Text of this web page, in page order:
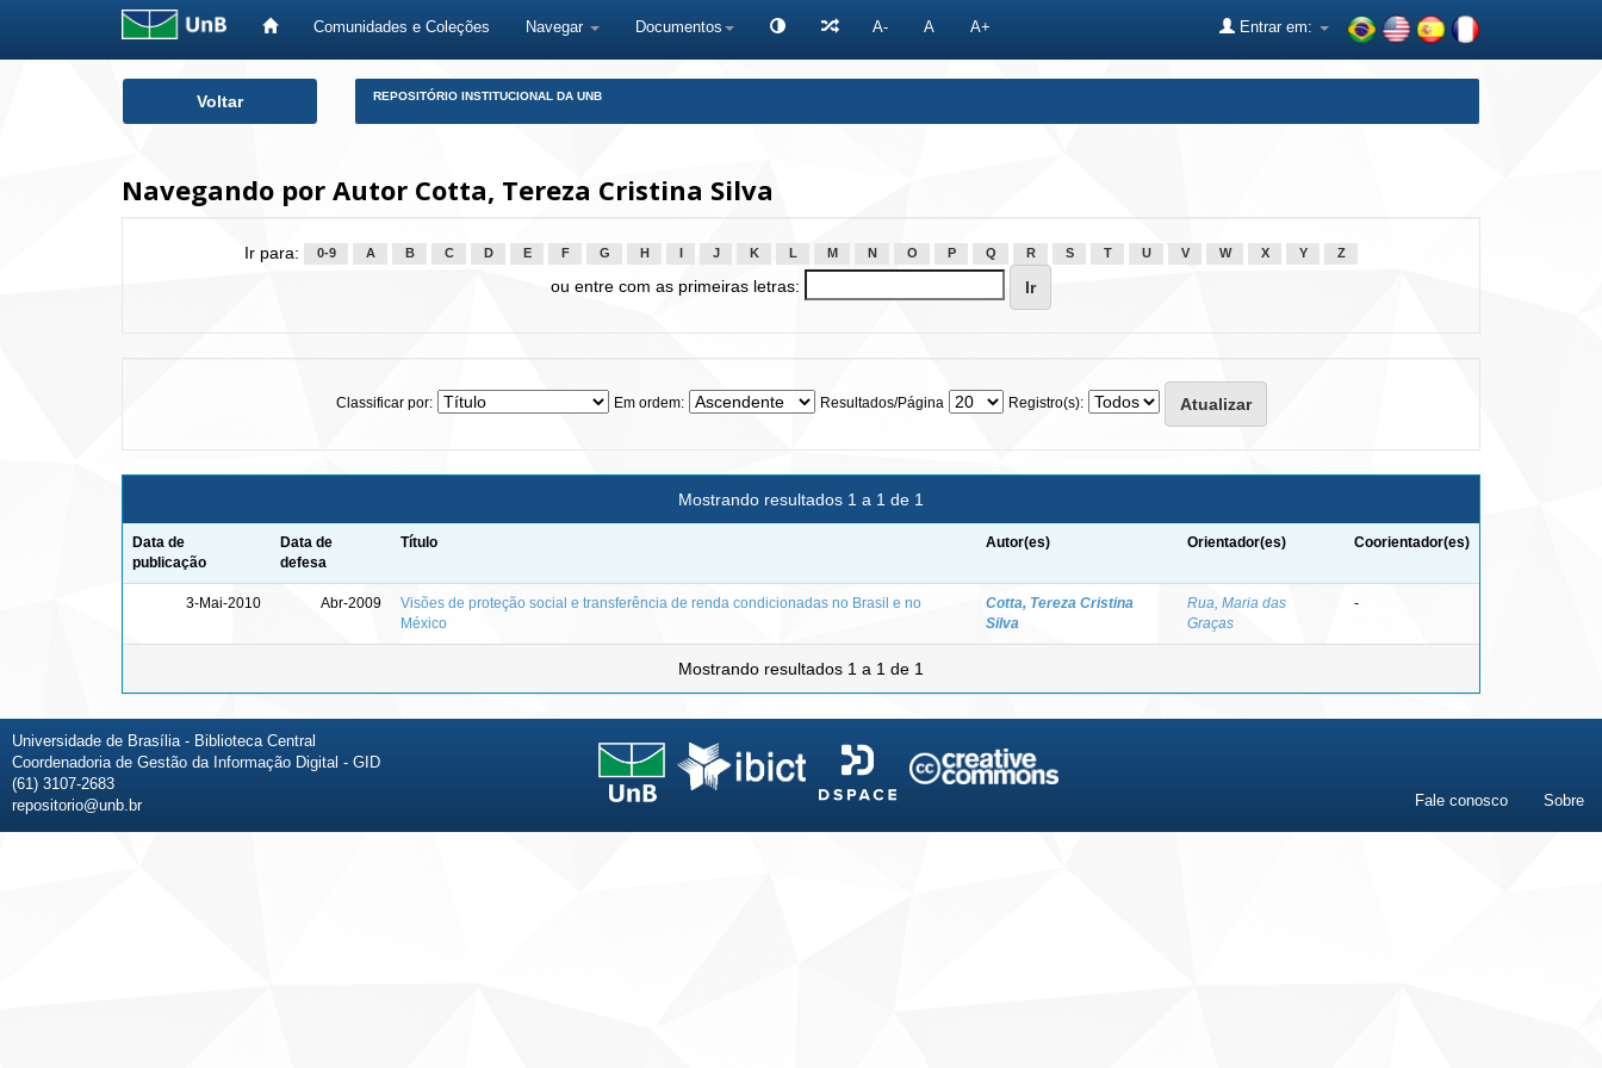
Comunidades e Coleções Navegar Documentos A- A A+ Entrar em:
Voltar REPOSITÓRIO INSTITUCIONAL DA UNB
Navegando por Autor Cotta, Tereza Cristina Silva
Ir para: 0-9 A B C D E F G H J K L M N O P Q R S T U V W X Y Z
ou entre com as primeiras letras:
Classificar por: Em ordem: Resultados/Página Registro(s):
Mostrando resultados 1 a 1 de 1
Data de
publicação
Data de
defesa
Título Autor(es) Orientador(es) Coorientador(es)
3-Mai-2010 Abr-2009
Visões de proteção social e transferência de renda condicionadas no Brasil e no
México
Cotta, Tereza Cristina
Silva
Rua, Maria das
Graças
-
Mostrando resultados 1 a 1 de 1
Universidade de Brasília - Biblioteca Central
Coordenadoria de Gestão da Informação Digital - GID
(61) 3107-2683
repositorio@unb.br
Fale conosco Sobre